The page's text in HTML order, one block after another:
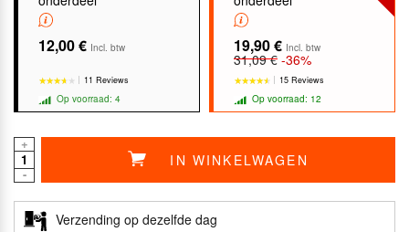
12,00 € Incl. btw
11 Reviews
Op voorraad: 4
19,90 € Incl. btw
31,09 € -36%
15 Reviews
Op voorraad: 12
+
-
IN WINKELWAGEN
Verzending op dezelfde dag